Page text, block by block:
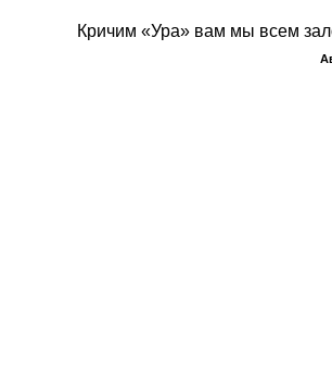
Кричим «Ура» вам мы всем